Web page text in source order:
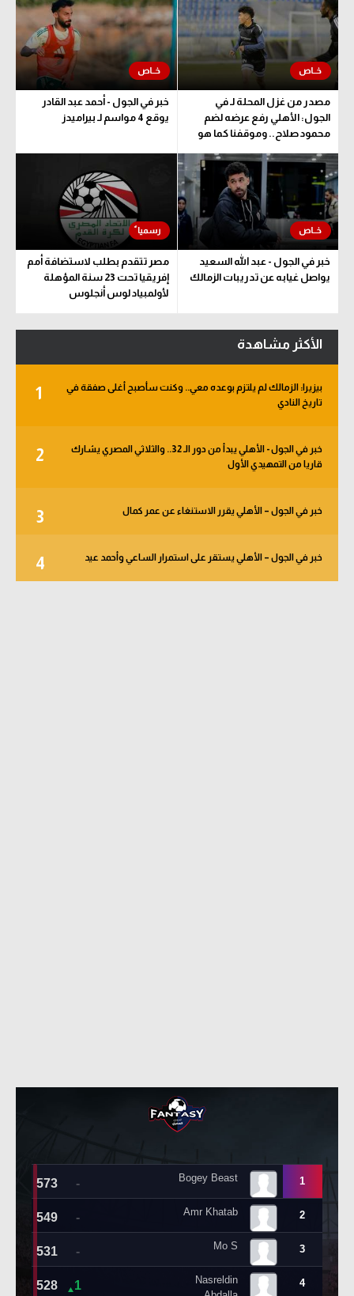
مصدر من غزل المحلة لـ في
الجول: الأهلي رفع عرضه لضم
محمود صلاح.. وموقفنا كما هو
خبر في الجول - أحمد عبد القادر
يوقع 4 مواسم لـ بيراميدز
خبر في الجول - عبد الله السعيد
يواصل غيابه عن تدريبات الزمالك
مصر تتقدم بطلب لاستضافة أمم
إفريقيا تحت 23 سنة المؤهلة
لأولمبياد لوس أنجلوس
الأكثر مشاهدة
1
بيزيرا: الزمالك لم يلتزم بوعده معي.. وكنت سأصبح أغلى صفقة في
تاريخ النادي
2
خبر في الجول - الأهلي يبدأ من دور الـ 32.. والثلاثي المصري يشارك
قاريا من التمهيدي الأول
3 خبر في الجول – الأهلي يقرر الاستنغاء عن عمر كمال
4 خبر في الجول – الأهلي يستقر على استمرار الساعي وأحمد عيد